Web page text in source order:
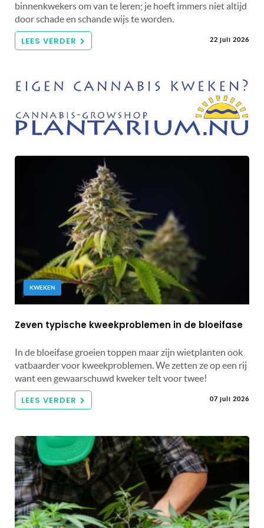
binnenkwekers om van te leren; je hoeft immers niet altijd
door schade en schande wijs te worden.
LEES VERDER 22 juli 2026
KWEKEN
Zeven typische kweekproblemen in de bloeifase
In de bloeifase groeien toppen maar zijn wietplanten ook
vatbaarder voor kweekproblemen. We zetten ze op een rij
want een gewaarschuwd kweker telt voor twee!
LEES VERDER 07 juli 2026